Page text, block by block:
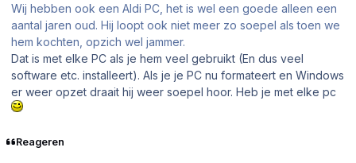
Wij hebben ook een Aldi PC, het is wel een goede alleen een
aantal jaren oud. Hij loopt ook niet meer zo soepel als toen we
hem kochten, opzich wel jammer.
Dat is met elke PC als je hem veel gebruikt (En dus veel
software etc. installeert). Als je je PC nu formateert en Windows
er weer opzet draait hij weer soepel hoor. Heb je met elke pc
Reageren